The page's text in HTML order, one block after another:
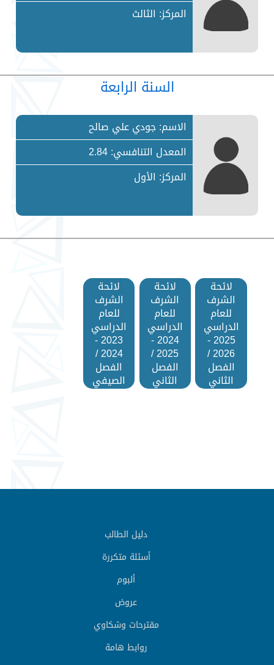
المركز: الثالث
السنة الرابعة
الاسم: جودي علي صالح
المعدل التنافسي: 2.84
المركز: الأول
لائحة
الشرف
للعام
الدراسي
2025 -
2026 /
الفصل
الثاني
لائحة
الشرف
للعام
الدراسي
2024 -
2025 /
الفصل
الثاني
لائحة
الشرف
للعام
الدراسي
2023 -
2024 /
الفصل
الصيفي
دليل الطالب
أسئلة متكررة
ألبوم
عروض
مقترحات وشكاوي
روابط هامة